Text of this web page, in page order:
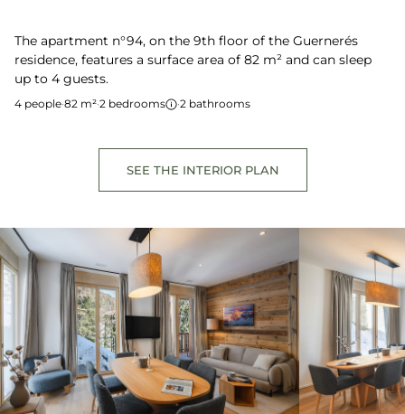
The apartment n°94, on the 9th floor of the Guernerés
residence, features a surface area of 82 m² and can sleep
up to 4 guests.
4 people·82 m²·2 bedrooms ·2 bathrooms
SEE THE INTERIOR PLAN